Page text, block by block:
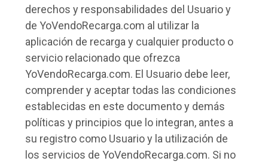
derechos y responsabilidades del Usuario y
de YoVendoRecarga.com al utilizar la
aplicación de recarga y cualquier producto o
servicio relacionado que ofrezca
YoVendoRecarga.com. El Usuario debe leer,
comprender y aceptar todas las condiciones
establecidas en este documento y demás
políticas y principios que lo integran, antes a
su registro como Usuario y la utilización de
los servicios de YoVendoRecarga.com. Si no